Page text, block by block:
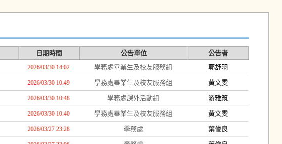
日期時間 公告單位 公告者
2026/03/30 14:02 學務處畢業生及校友服務組 郭舒羽
2026/03/30 10:49 學務處畢業生及校友服務組 黃文雯
2026/03/30 10:48 學務處課外活動組 游雅筑
2026/03/30 10:40 學務處畢業生及校友服務組 黃文雯
2026/03/27 23:28 學務處 葉俊良